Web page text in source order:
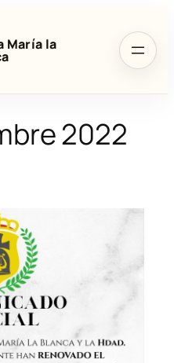
María la
2022